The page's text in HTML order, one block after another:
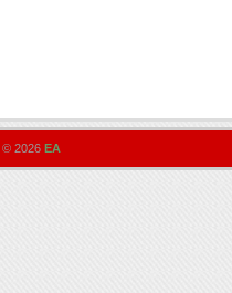
© 2026 EA